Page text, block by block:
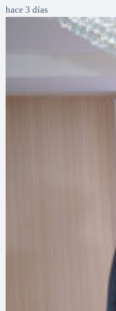
hace 3 días